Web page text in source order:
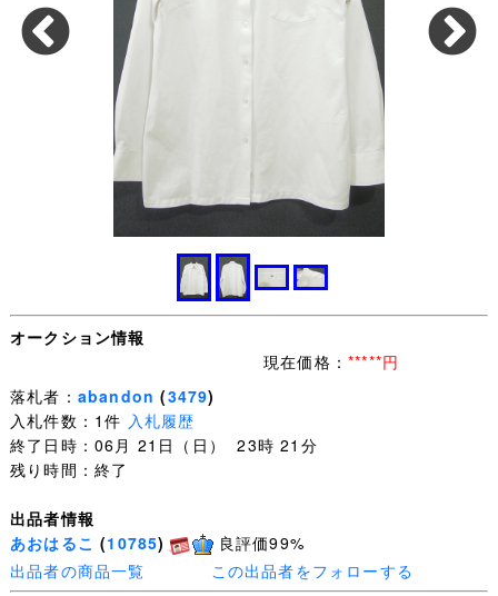
オークション情報
現在価格： *****円
落札者： abandon (3479)
入札件数：1件 入札履歴
終了日時：06月 21日（日） 23時 21分
残り時間：終了
出品者情報
あおはるこ (10785)
良評価99%
出品者の商品一覧
この出品者をフォローする